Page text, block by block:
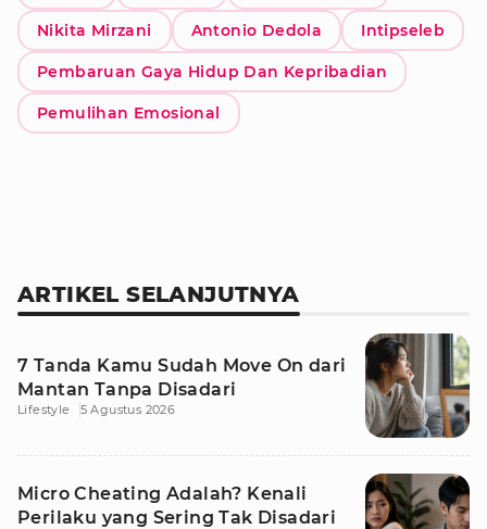
Nikita Mirzani Antonio Dedola Intipseleb
Pembaruan Gaya Hidup Dan Kepribadian
Pemulihan Emosional
ARTIKEL SELANJUTNYA
7 Tanda Kamu Sudah Move On dari
Mantan Tanpa Disadari
Lifestyle 5 Agustus 2026
Micro Cheating Adalah? Kenali
Perilaku yang Sering Tak Disadari